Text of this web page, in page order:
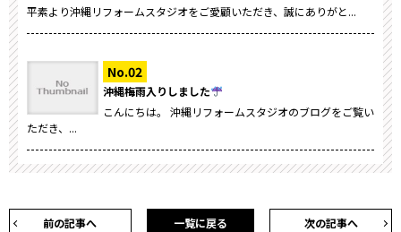
平素より沖縄リフォームスタジオをご愛顧いただき、誠にありがと...
沖縄梅雨入りしました
こんにちは。 沖縄リフォームスタジオのブログをご覧い
ただき、...
前の記事へ 次の記事へ
一覧に戻る